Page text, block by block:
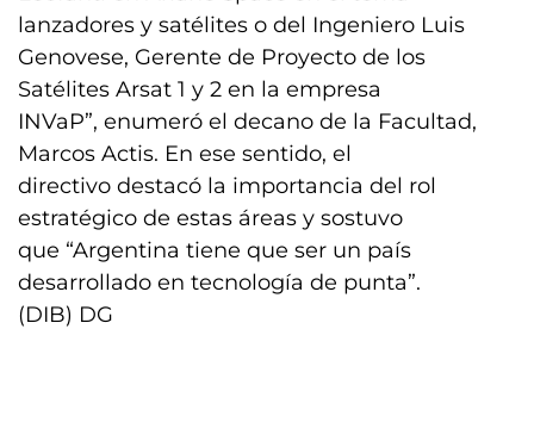
lanzadores y satélites o del Ingeniero Luis
Genovese, Gerente de Proyecto de los
Satélites Arsat 1 y 2 en la empresa
INVaP”, enumeró el decano de la Facultad,
Marcos Actis. En ese sentido, el
directivo destacó la importancia del rol
estratégico de estas áreas y sostuvo
que “Argentina tiene que ser un país
desarrollado en tecnología de punta”.
(DIB) DG